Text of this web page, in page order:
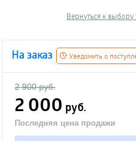
Вернуться к выбору
Уведомить о
На заказ
2 900 руб.
2 000 руб.
Последняя цена продажи